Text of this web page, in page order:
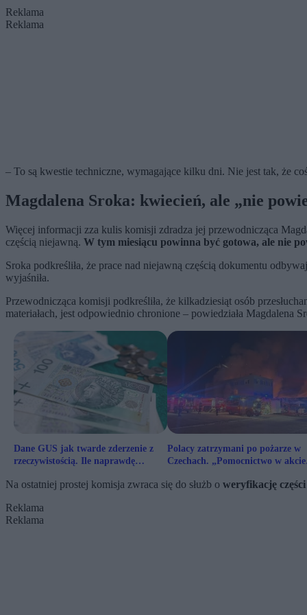
Reklama
Reklama
– To są kwestie techniczne, wymagające kilku dni. Nie jest tak, że
Magdalena Sroka: kwiecień, ale „nie
Więcej informacji zza kulis komisji zdradza jej przewodnicząca
częścią niejawną. W tym miesiącu powinna być gotowa, ale nie
Sroka podkreśliła, że prace nad niejawną częścią dokumentu
wyjaśniła.
Przewodnicząca komisji podkreśliła, że kilkadziesiąt osób
materiałach, jest odpowiednio chronione – powiedziała Magdalena
Dane GUS jak twarde zderzenie z
rzeczywistością. Ile naprawdę
Polacy zatrzymani po pożarze w
Czechach. „Pomocnictwo w akcie
Na ostatniej prostej komisja zwraca się do służb o weryfikację
Reklama
Reklama